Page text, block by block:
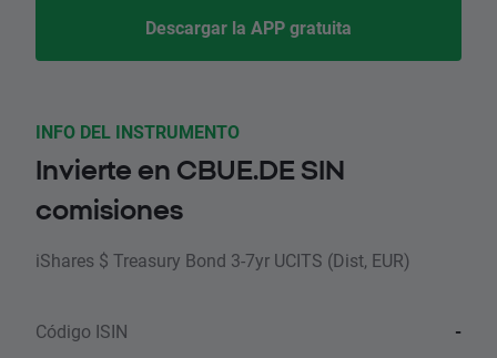
Descargar la APP gratuita
INFO DEL INSTRUMENTO
Invierte en CBUE.DE SIN
comisiones
iShares $ Treasury Bond 3-7yr UCITS (Dist, EUR)
Código ISIN -